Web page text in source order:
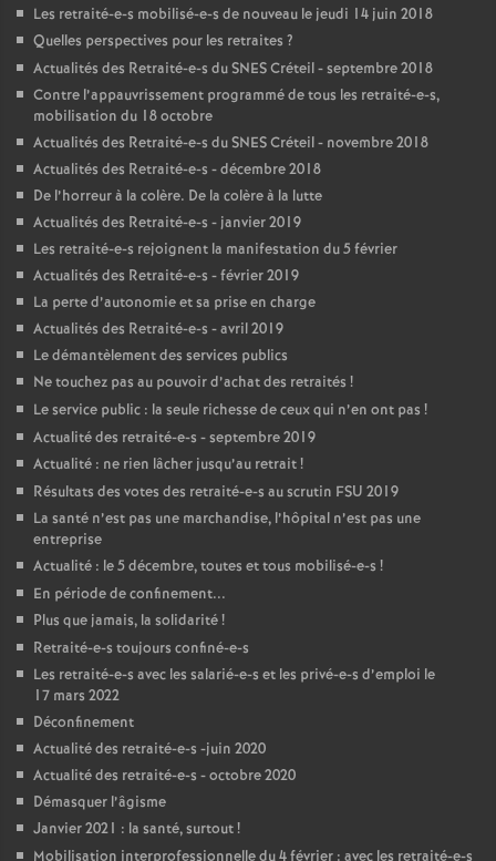
Les retraité-e-s mobilisé-e-s de nouveau le jeudi 14 juin 2018
Quelles perspectives pour les retraites ?
Actualités des Retraité-e-s duSNESCréteil - septembre 2018
Contre l’appauvrissement programmé de tous les retraité-e-s,
mobilisation du 18 octobre
Actualités des Retraité-e-s duSNESCréteil - novembre 2018
Actualités des Retraité-e-s - décembre 2018
De l’horreur à la colère. De la colère à la lutte
Actualités des Retraité-e-s - janvier 2019
Les retraité-e-s rejoignent la manifestation du 5 février
Actualités des Retraité-e-s - février 2019
La perte d’autonomie et sa prise en charge
Actualités des Retraité-e-s - avril 2019
Le démantèlement des services publics
Ne touchez pas au pouvoir d’achat des retraités !
Le service public : la seule richesse de ceux qui n’en ont pas !
Actualité des retraité-e-s - septembre 2019
Actualité : ne rien lâcher jusqu’au retrait!
Résultats des votes des retraité-e-s au scrutin FSU 2019
La santé n’est pas une marchandise, l’hôpital n’est pas une
entreprise
Actualité : le 5 décembre, toutes et tous mobilisé-e-s !
En période de confinement...
Plus que jamais, la solidarité!
Retraité-e-s toujours confiné-e-s
Les retraité-e-s avec les salarié-e-s et les privé-e-s d’emploi le
17 mars 2022
Déconfinement
Actualité des retraité-e-s -juin 2020
Actualité des retraité-e-s - octobre 2020
Démasquer l’âgisme
Janvier 2021 : la santé, surtout!